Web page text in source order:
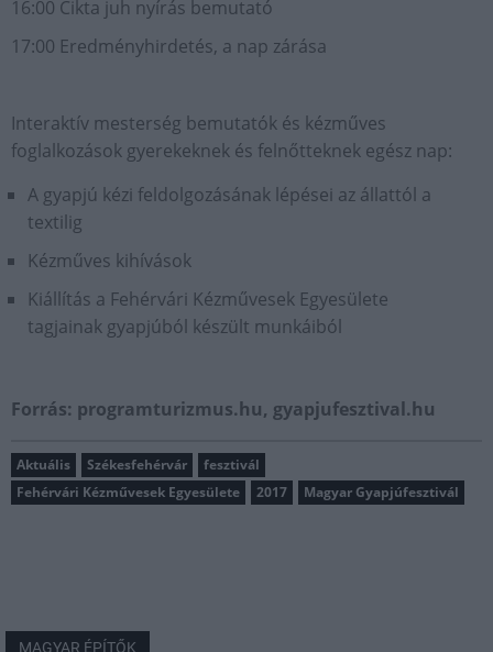
16:00 Cikta juh nyírás bemutató
17:00 Eredményhirdetés, a nap zárása
Interaktív mesterség bemutatók és kézműves
foglalkozások gyerekeknek és felnőtteknek egész nap:
A gyapjú kézi feldolgozásának lépései az állattól a
textilig
Kézműves kihívások
Kiállítás a Fehérvári Kézművesek Egyesülete
tagjainak gyapjúból készült munkáiból
Forrás: programturizmus.hu, gyapjufesztival.hu
Aktuális Székesfehérvár
fesztivál
Fehérvári Kézművesek Egyesülete
2017 Magyar Gyapjúfesztivál
MAGYAR ÉPÍTŐK